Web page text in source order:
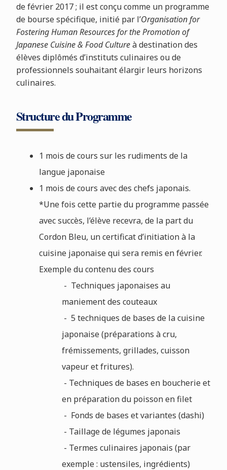
de février 2017 ; il est conçu comme un programme
de bourse spécifique, initié par l’Organisation for
Fostering Human Resources for the Promotion of
Japanese Cuisine & Food Cultureà destination des
élèves diplômés d’instituts culinaires ou de
professionnels souhaitant élargir leurs horizons
culinaires.
Structure du Programme
1 mois de cours sur les rudiments de la
langue japonaise
1 mois de cours avec des chefs japonais.
*Une fois cette partie du programme passée
avec succès, l’élève recevra, de la part du
Cordon Bleu, un certificat d’initiation à la
cuisine japonaise qui sera remis en février.
Exemple du contenu des cours
- Techniques japonaises au
maniement des couteaux
- 5 techniques de bases de la cuisine
japonaise (préparations à cru,
frémissements, grillades, cuisson
vapeur et fritures).
- Techniques de bases en boucherie et
en préparation du poisson en filet
- Fonds de bases et variantes (dashi)
- Taillage de légumes japonais
- Termes culinaires japonais (par
exemple : ustensiles, ingrédients)